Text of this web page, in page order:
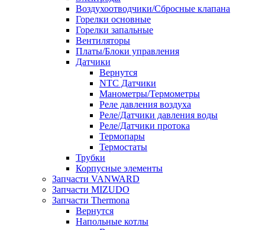
Воздухоотводчики/Сбросные клапана
Горелки основные
Горелки запальные
Вентиляторы
Платы/Блоки управления
Датчики
Вернутся
NTC Датчики
Манометры/Термометры
Реле давления воздуха
Реле/Датчики давления воды
Реле/Датчики протока
Термопары
Термостаты
Трубки
Корпусные элементы
Запчасти VANWARD
Запчасти MIZUDO
Запчасти Thermona
Вернутся
Напольные котлы